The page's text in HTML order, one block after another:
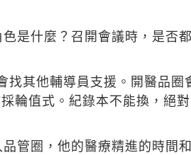
是什麼？召開會議時，是否
找其他輔導員支援。開醫品圈
輪值式。紀錄本不能換，絕對
管圈，他的醫療精進的時間